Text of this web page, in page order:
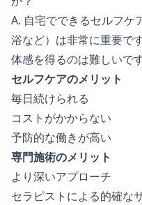
A. 自宅でできるセルフケ
浴など）は非常に重要で
体感を得るのは難しいです
セルフケアのメリット
毎日続けられる
コストがかからない
予防的な働きが高い
専門施術のメリット
より深いアプローチ
セラピストによる的確な